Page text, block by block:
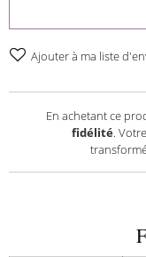
Ajouter à ma liste
En achetant ce
fidélité.